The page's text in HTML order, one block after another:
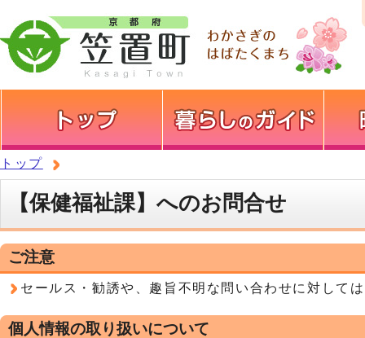
トップ
【保健福祉課】へのお問合せ
ご注意
セールス・勧誘や、趣旨不明な問い合わせに対して
個人情報の取り扱いについて